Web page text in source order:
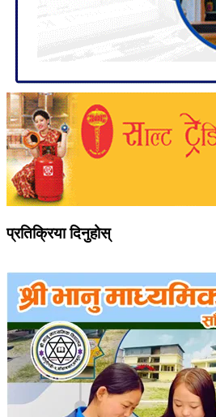
प्रतिक्रिया दिनुहोस्